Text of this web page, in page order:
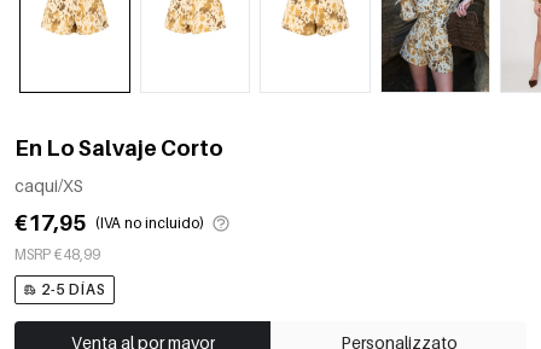
En Lo Salvaje Corto
caqui/XS
€17,95 (IVA no incluido)
MSRP €48,99
2-5 DÍAS
Venta al por mayor Personalizzato